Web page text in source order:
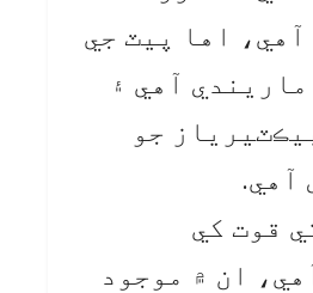
اها پيٽ جي
آهي ۽
جو
آهي.
قوت کي
ان ۾ موجود